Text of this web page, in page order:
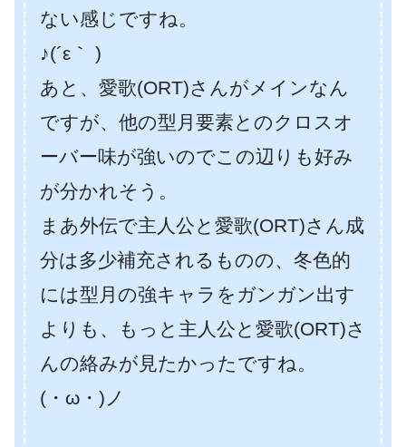
ない感じですね。
♪(´ε｀ )
あと、愛歌(ORT)さんがメインなん
ですが、他の型月要素とのクロスオ
ーバー味が強いのでこの辺りも好み
が分かれそう。
まあ外伝で主人公と愛歌(ORT)さん成
分は多少補充されるものの、冬色的
には型月の強キャラをガンガン出す
よりも、もっと主人公と愛歌(ORT)さ
んの絡みが見たかったですね。
(・ω・)ノ